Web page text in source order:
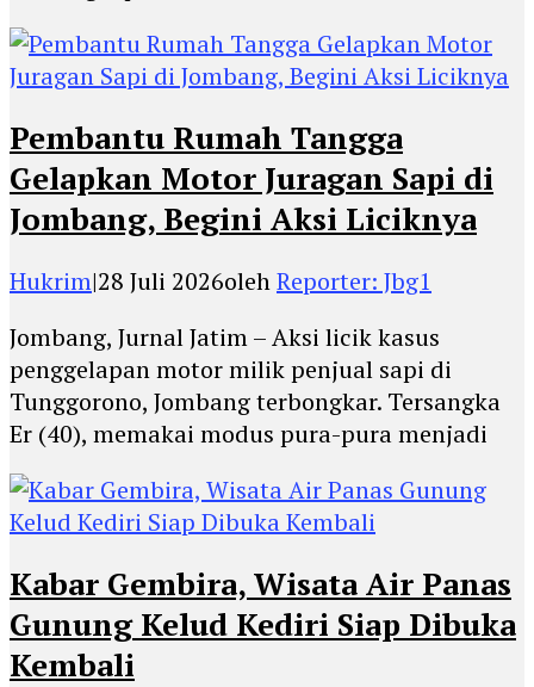
Pembantu Rumah Tangga
Gelapkan Motor Juragan Sapi di
Jombang, Begini Aksi Liciknya
Hukrim|28 Juli 2026olehReporter: Jbg1
Jombang, Jurnal Jatim – Aksi licik kasus
penggelapan motor milik penjual sapi di
Tunggorono, Jombang terbongkar. Tersangka
Er (40), memakai modus pura-pura menjadi
Kabar Gembira, Wisata Air Panas
Gunung Kelud Kediri Siap Dibuka
Kembali